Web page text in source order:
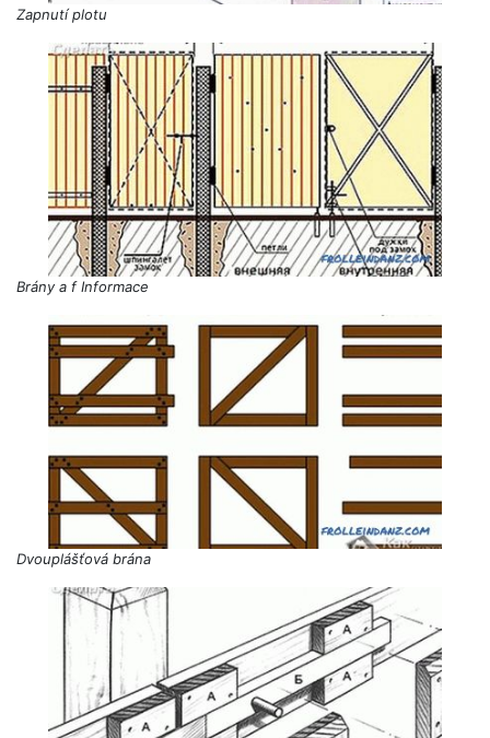
Zapnutí plotu
Brány a f Informace
Dvouplášťová brána